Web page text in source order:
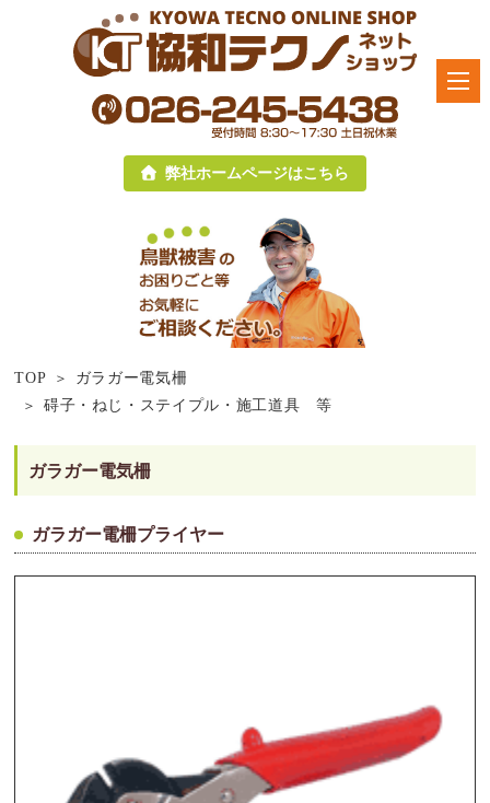
弊社ホームページはこちら
TOP
ガラガー電気柵
碍子・ねじ・ステイプル・施工道具 等
ガラガー電気柵
ガラガー電柵プライヤー